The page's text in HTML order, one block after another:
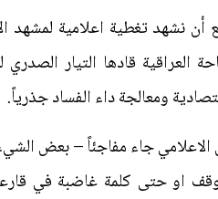
أن نشهد تغطية اعلامية لمشهد
العراقية قادها التيار
ومعالجة داء الفساد جذرياً.
الاعلامي جاء مفاجئاً – بعض
او حتى كلمة غاضبة في